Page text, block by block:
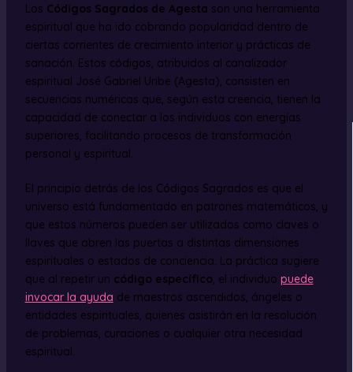
Los Códigos Sagrados de Agesta son una herramienta
espiritual que ha ido cobrando popularidad dentro de
ciertas corrientes de crecimiento interior y prácticas de
sanación. Estos códigos, atribuidos al canalizador
espiritual José Gabriel Uribe (Agesta), consisten en
secuencias numéricas que, según esta creencia, tienen la
capacidad de conectar a los individuos con energías
superiores, facilitando procesos de transformación
personal y espiritual.
El principio detrás de los Códigos Sagrados es que el
universo está fundamentado en patrones matemáticos, y
que estos números pueden ser utilizados como claves o
llaves que abren las puertas a distintas dimensiones
espirituales o estados de conciencia. La práctica sugiere
que al repetir un código específico, el individuo puede
invocar la ayuda de maestros ascendidos, ángeles o
entidades espirituales, quienes asistirán en la resolución
de problemas, curaciones o cualquier otra necesidad
espiritual.